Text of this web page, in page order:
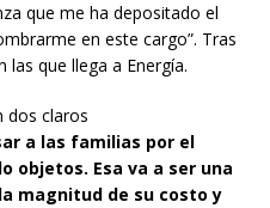
que me ha depositado el
en este cargo”. Tras
que llega a Energía.
dos claros
a las familias por el
objetos. Esa va a ser una
magnitud de su costo y